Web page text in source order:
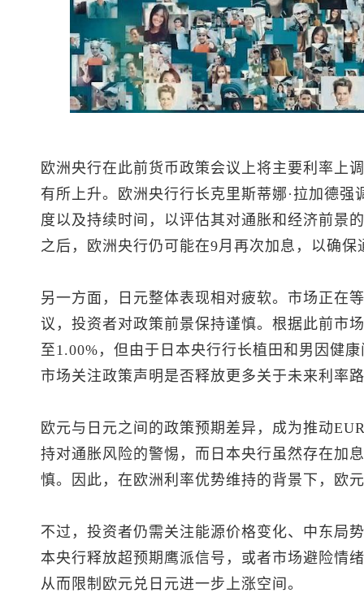
欧洲央行在此前货币政策会议上将主要利率上
有所上升。欧洲央行行长克里斯蒂娜·拉加德
度以及持续时间，以评估其对通胀和经济前景
之后，欧洲央行仍可能在9月再次加息，以确保
另一方面，日元整体表现相对疲软。市场正在
议，投资者对政策前景保持谨慎。根据此前市
至1.00%，但由于日本央行行长植田和男因健
市场关注政策声明是否释放更多关于未来利率
欧元与日元之间的政策预期差异，成为推动
持对通胀风险的警惕，而日本央行虽然存在加
慎。因此，在欧洲利率优势维持的背景下，欧
不过，投资者仍需关注能源价格变化、中东局
本央行释放超预期鹰派信号，或者市场避险情
从而限制欧元兑日元进一步上涨空间。